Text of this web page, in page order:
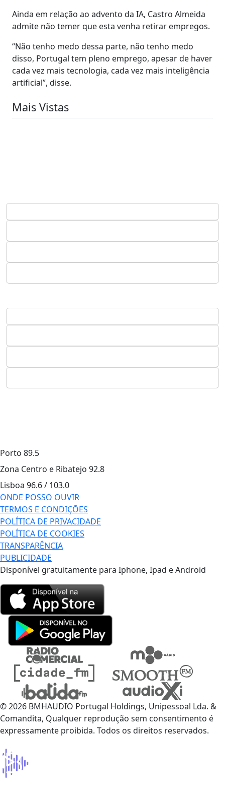
Ainda em relação ao advento da IA, Castro Almeida
admite não temer que esta venha retirar empregos.
“Não tenho medo dessa parte, não tenho medo
disso, Portugal tem pleno emprego, apesar de haver
cada vez mais tecnologia, cada vez mais inteligência
artificial”, disse.
Mais Vistas
Porto 89.5
Zona Centro e Ribatejo 92.8
Lisboa 96.6 / 103.0
ONDE POSSO OUVIR
TERMOS E CONDIÇÕES
POLÍTICA DE PRIVACIDADE
POLÍTICA DE COOKIES
TRANSPARÊNCIA
PUBLICIDADE
Disponível gratuitamente para Iphone, Ipad e Android
© 2026 BMHAUDIO Portugal Holdings, Unipessoal Lda. &
Comandita, Qualquer reprodução sem consentimento é
expressamente proibida. Todos os direitos reservados.